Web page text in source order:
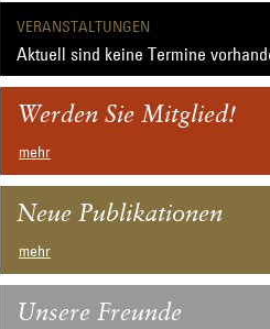
VERANSTALTUNGEN
Aktuell sind keine Termine
Werden Sie Mitglied!
mehr
Neue Publikationen
mehr
Unsere Freunde